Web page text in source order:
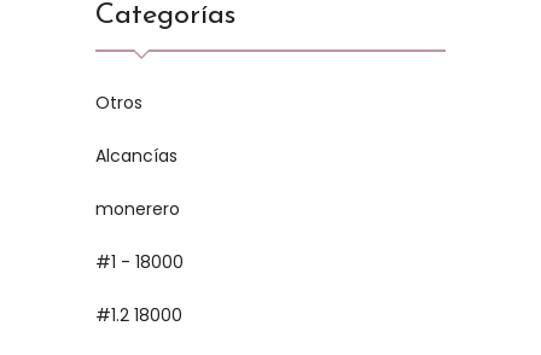
Categorías
Otros
Alcancías
monerero
#1 - 18000
#1.2 18000